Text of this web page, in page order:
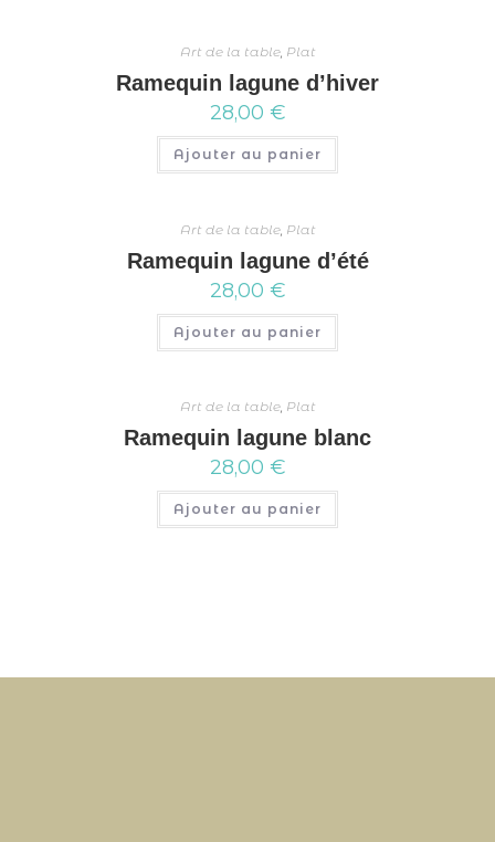
Art de la table, Plat
Ramequin lagune d’hiver
28,00 €
Ajouter au panier
Art de la table, Plat
Ramequin lagune d’été
28,00 €
Ajouter au panier
Art de la table, Plat
Ramequin lagune blanc
28,00 €
Ajouter au panier